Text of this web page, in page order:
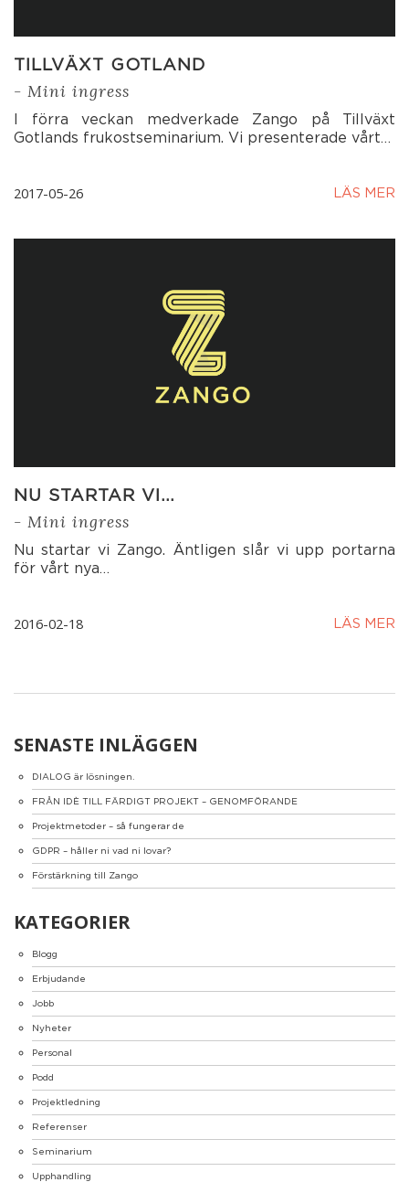
TILLVÄXT GOTLAND
- Mini ingress
I förra veckan medverkade Zango på Tillväxt
Gotlands frukostseminarium. Vi presenterade vårt…
2017-05-26 LÄS MER
NU STARTAR VI…
- Mini ingress
Nu startar vi Zango. Äntligen slår vi upp portarna
för vårt nya…
2016-02-18 LÄS MER
SENASTE INLÄGGEN
DIALOG är lösningen.
FRÅN IDÈ TILL FÄRDIGT PROJEKT – GENOMFÖRANDE
Projektmetoder – så fungerar de
GDPR – håller ni vad ni lovar?
Förstärkning till Zango
KATEGORIER
Blogg
Erbjudande
Jobb
Nyheter
Personal
Podd
Projektledning
Referenser
Seminarium
Upphandling